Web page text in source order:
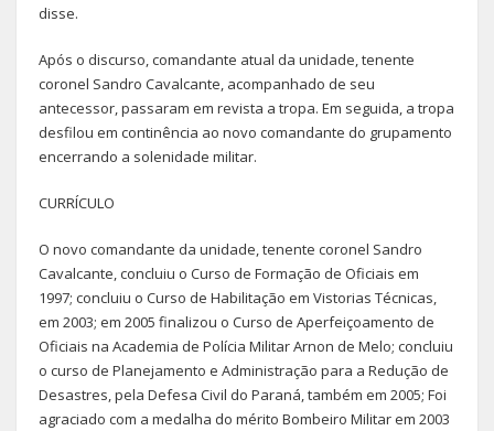
disse.
Após o discurso, comandante atual da unidade, tenente
coronel Sandro Cavalcante, acompanhado de seu
antecessor, passaram em revista a tropa. Em seguida, a tropa
desfilou em continência ao novo comandante do grupamento
encerrando a solenidade militar.
CURRÍCULO
O novo comandante da unidade, tenente coronel Sandro
Cavalcante, concluiu o Curso de Formação de Oficiais em
1997; concluiu o Curso de Habilitação em Vistorias Técnicas,
em 2003; em 2005 finalizou o Curso de Aperfeiçoamento de
Oficiais na Academia de Polícia Militar Arnon de Melo; concluiu
o curso de Planejamento e Administração para a Redução de
Desastres, pela Defesa Civil do Paraná, também em 2005; Foi
agraciado com a medalha do mérito Bombeiro Militar em 2003